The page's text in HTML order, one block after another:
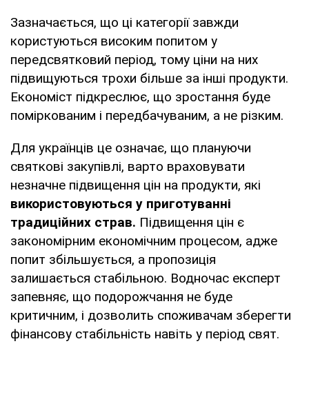
Зазначається, що ці категорії завжди
користуються високим попитом у
передсвятковий період, тому ціни на них
підвищуються трохи більше за інші продукти.
Економіст підкреслює, що зростання буде
поміркованим і передбачуваним, а не різким.
Для українців це означає, що плануючи
святкові закупівлі, варто враховувати
незначне підвищення цін на продукти, які
використовуються у приготуванні
традиційних страв. Підвищення цін є
закономірним економічним процесом, адже
попит збільшується, а пропозиція
залишається стабільною. Водночас експерт
запевняє, що подорожчання не буде
критичним, і дозволить споживачам зберегти
фінансову стабільність навіть у період свят.